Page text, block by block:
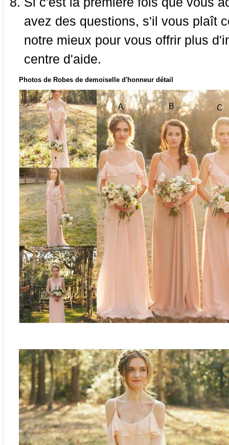
avez des questions, s'il vous plaît
notre mieux pour vous offrir plus
centre d'aide.
Photos de Robes de demoiselle d'honneur détail